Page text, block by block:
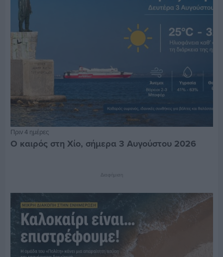
Πριν 4 ημέρες
Ο καιρός στη Χίο, σήμερα 3 Αυγούστου 2026
Διαφήμιση